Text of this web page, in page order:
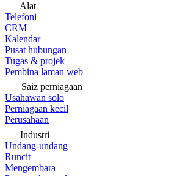
Alat
Telefoni
CRM
Kalendar
Pusat hubungan
Tugas & projek
Pembina laman web
Saiz perniagaan
Usahawan solo
Perniagaan kecil
Perusahaan
Industri
Undang-undang
Runcit
Mengembara